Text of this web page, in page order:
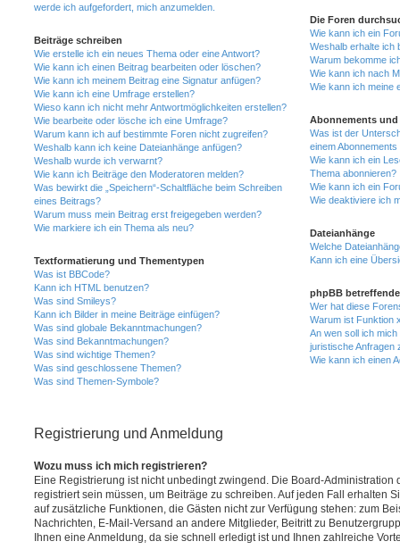
werde ich aufgefordert, mich anzumelden.
Beiträge schreiben
Wie erstelle ich ein neues Thema oder eine Antwort?
Wie kann ich einen Beitrag bearbeiten oder löschen?
Wie kann ich meinem Beitrag eine Signatur anfügen?
Wie kann ich eine Umfrage erstellen?
Wieso kann ich nicht mehr Antwortmöglichkeiten erstellen?
Wie bearbeite oder lösche ich eine Umfrage?
Warum kann ich auf bestimmte Foren nicht zugreifen?
Weshalb kann ich keine Dateianhänge anfügen?
Weshalb wurde ich verwarnt?
Wie kann ich Beiträge den Moderatoren melden?
Was bewirkt die „Speichern“-Schaltfläche beim Schreiben
eines Beitrags?
Warum muss mein Beitrag erst freigegeben werden?
Wie markiere ich ein Thema als neu?
Textformatierung und Thementypen
Was ist BBCode?
Kann ich HTML benutzen?
Was sind Smileys?
Kann ich Bilder in meine Beiträge einfügen?
Was sind globale Bekanntmachungen?
Was sind Bekanntmachungen?
Was sind wichtige Themen?
Was sind geschlossene Themen?
Was sind Themen-Symbole?
Die Foren
Wie kann ich ein
Weshalb erhalte ich
Warum bekomme
Wie kann ich nach
Wie kann ich meine
Abonnements und
Was ist der
einem
Wie kann ich ein
Thema abonnieren?
Wie kann ich ein
Wie deaktiviere ich
Dateianhänge
Welche
Kann ich eine
phpBB
Wer hat diese
Warum ist Funktion
An wen soll ich
juristische Anfragen
Wie kann ich einen
Registrierung und Anmeldung
Wozu muss ich mich registrieren?
Eine Registrierung ist nicht unbedingt zwingend. Die Board-Administration
registriert sein müssen, um Beiträge zu schreiben. Auf jeden Fall erhalten
auf zusätzliche Funktionen, die Gästen nicht zur Verfügung stehen: zum
Nachrichten, E-Mail-Versand an andere Mitglieder, Beitritt zu
Ihnen eine Anmeldung, da sie schnell erledigt ist und Ihnen zahlreiche